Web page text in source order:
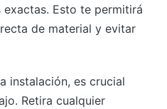
Esto te permitirá
de material y evitar
instalación, es crucial
Retira cualquier